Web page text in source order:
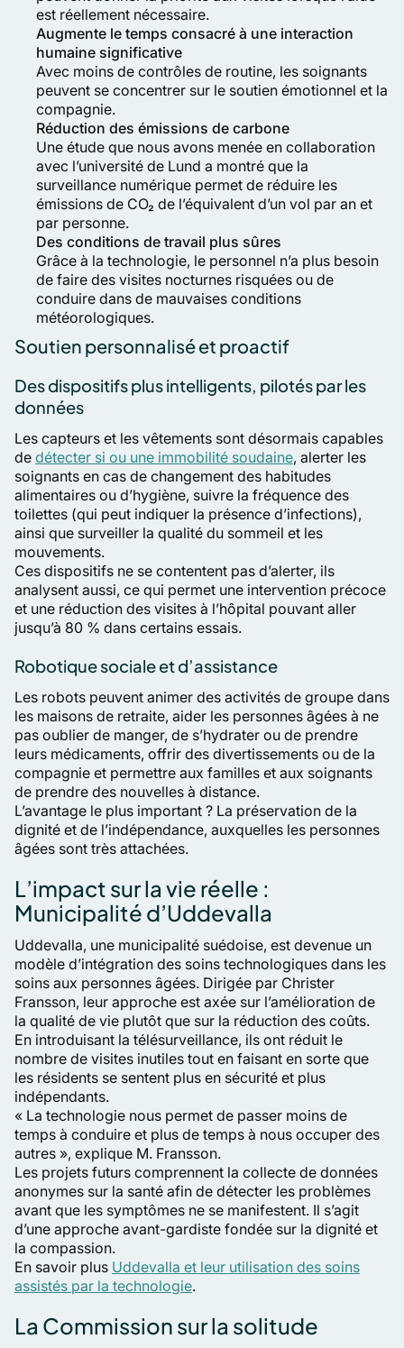
est réellement nécessaire.
Augmente le temps consacré à une interaction
humaine significative
Avec moins de contrôles de routine, les soignants
peuvent se concentrer sur le soutien émotionnel et la
compagnie.
Réduction des émissions de carbone
Une étude que nous avons menée en collaboration
avec l’université de Lund a montré que la
surveillance numérique permet de réduire les
émissions de CO₂ de l’équivalent d’un vol par an et
par personne.
Des conditions de travail plus sûres
Grâce à la technologie, le personnel n’a plus besoin
de faire des visites nocturnes risquées ou de
conduire dans de mauvaises conditions
météorologiques.
Soutien personnalisé et proactif
Des dispositifs plus intelligents, pilotés par les
données
Les capteurs et les vêtements sont désormais capables
de détecter si ou une immobilité soudaine, alerter les
soignants en cas de changement des habitudes
alimentaires ou d’hygiène, suivre la fréquence des
toilettes (qui peut indiquer la présence d’infections),
ainsi que surveiller la qualité du sommeil et les
mouvements.
Ces dispositifs ne se contentent pas d’alerter, ils
analysent aussi, ce qui permet une intervention précoce
et une réduction des visites à l’hôpital pouvant aller
jusqu’à 80 % dans certains essais.
Robotique sociale et d’assistance
Les robots peuvent animer des activités de groupe dans
les maisons de retraite, aider les personnes âgées à ne
pas oublier de manger, de s’hydrater ou de prendre
leurs médicaments, offrir des divertissements ou de la
compagnie et permettre aux familles et aux soignants
de prendre des nouvelles à distance.
L’avantage le plus important ? La préservation de la
dignité et de l’indépendance, auxquelles les personnes
âgées sont très attachées.
L’impact sur la vie réelle :
Municipalité d’Uddevalla
Uddevalla, une municipalité suédoise, est devenue un
modèle d’intégration des soins technologiques dans les
soins aux personnes âgées. Dirigée par Christer
Fransson, leur approche est axée sur l’amélioration de
la qualité de vie plutôt que sur la réduction des coûts.
En introduisant la télésurveillance, ils ont réduit le
nombre de visites inutiles tout en faisant en sorte que
les résidents se sentent plus en sécurité et plus
indépendants.
« La technologie nous permet de passer moins de
temps à conduire et plus de temps à nous occuper des
autres », explique M. Fransson.
Les projets futurs comprennent la collecte de données
anonymes sur la santé afin de détecter les problèmes
avant que les symptômes ne se manifestent. Il s’agit
d’une approche avant-gardiste fondée sur la dignité et
la compassion.
En savoir plus Uddevalla et leur utilisation des soins
assistés par la technologie.
La Commission sur la solitude